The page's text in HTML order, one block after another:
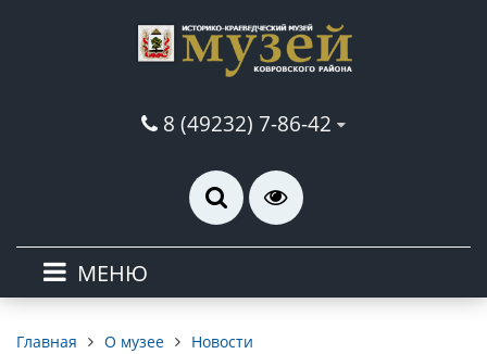
8 (49232) 7-86-42
МЕНЮ
Главная О музее
Новости